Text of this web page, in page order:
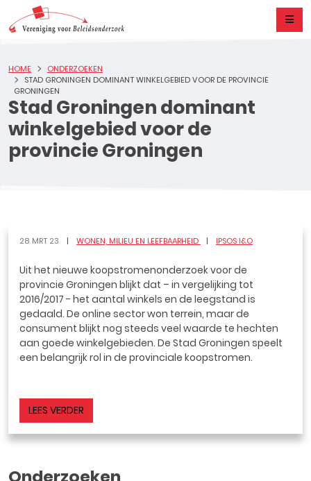
Stad Groningen dominant
winkelgebied voor de
provincie Groningen
HOME
ONDERZOEKEN
STAD GRONINGEN DOMINANT WINKELGEBIED VOOR DE PROVINCIE
GRONINGEN
28 MRT 23 WONEN, MILIEU EN LEEFBAARHEID IPSOS I&O
Uit het nieuwe koopstromenonderzoek voor de
provincie Groningen blijkt dat – in vergelijking tot
2016/2017 - het aantal winkels en de leegstand is
gedaald. De online sector won terrein, maar de
consument blijkt nog steeds veel waarde te hechten
aan goede winkelgebieden. De Stad Groningen speelt
een belangrijk rol in de provinciale koopstromen.
LEES VERDER